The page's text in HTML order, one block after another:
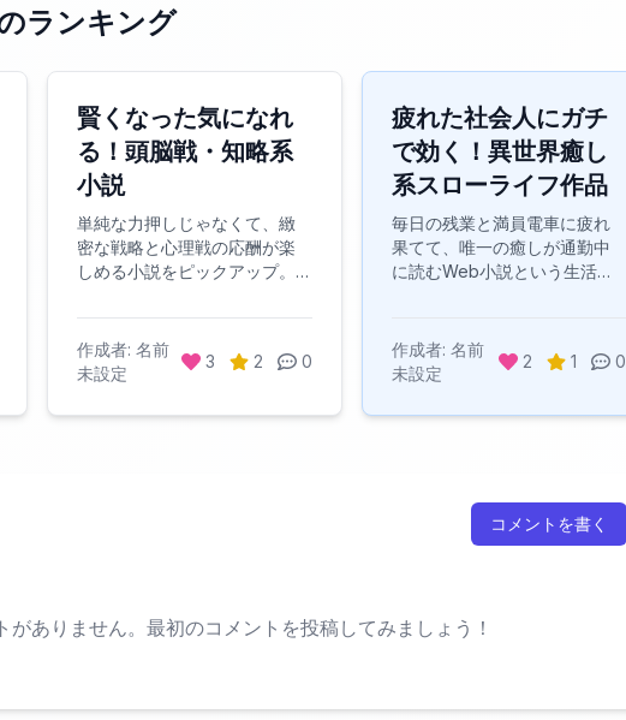
ランキング
賢くなった気になれ
る！頭脳戦・知略系
小説
単純な力押しじゃなくて、緻
密な戦略と心理戦の応酬が楽
しめる小説をピックアップ。
戦が楽しめる作品を厳選！
作成者:名前
未設定
3 2 0
疲れた社会人にガチ
で効く！異世界癒し
系スローライフ作品
毎日の残業と満員電車に疲れ
果てて、唯一の癒しが通勤中
に読むWeb小説という生活を
る働く男性たちに向けて、本
当にリラックスできる異世界
グ形式で紹介するよ。 疲れた
とした日常に心を預けたい…そ
んな人にぴったりの作品ばか
作成者: 名前
未設定
2 1 0
コメントを書く
がありません。最初のコメントを投稿してみましょう！